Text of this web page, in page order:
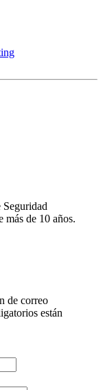
más de 10 años.
de correo
están